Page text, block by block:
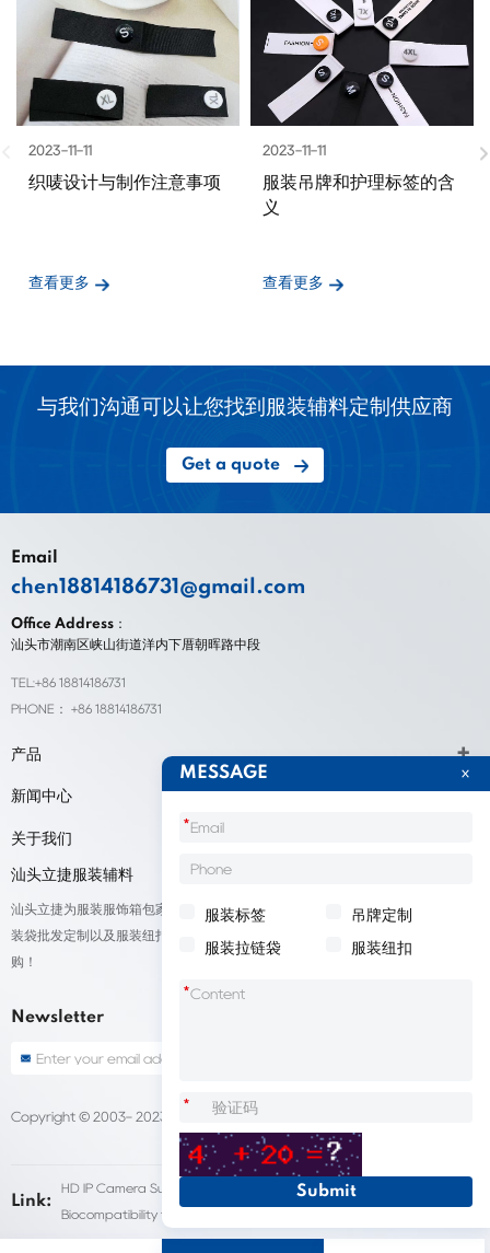
2023-11-11
织唛设计与制作注意事项
查看更多
2023-11-11
服装吊牌和护理标签的含
义
查看更多
与我们沟通可以让您找到服装辅料定制供应商
Get a quote
Email
chen18814186731@gmail.com
Office Address：
汕头市潮南区峡山街道洋内下厝朝晖路中段
TEL:+86 18814186731
PHONE： +86 18814186731
产品
新闻中心
关于我们
汕头立捷服装辅料
汕头立捷为服装服饰箱包家纺鞋帽标签等产品厂家提供标签定制、吊牌定做、包
装袋批发定制以及服装纽扣低价批量出售；我们承接来自全球的订单，欢迎采
购！
Newsletter
Copyright © 2003- 2023 汕头立捷服装标签定做
Link:
HD IP Camera Supplier Fleet Dash Cam
Biocompatibility testing
MESSAGE
*
服装标签 吊牌定制
服装拉链袋 服装纽扣
*
*